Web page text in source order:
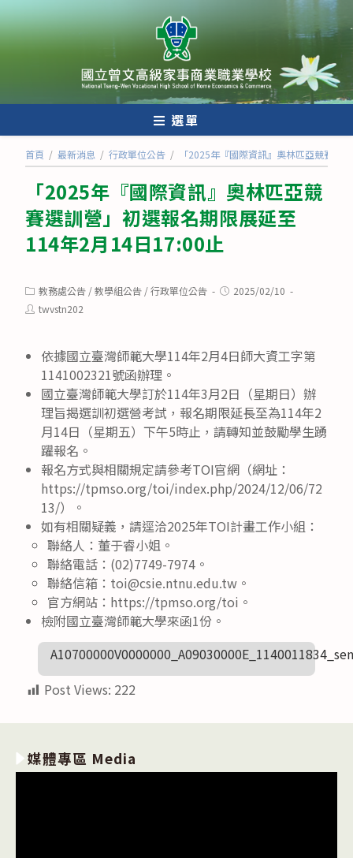
跳
轉
至
內
選單
首頁 / 最新消息 / 行政單位公告 / 「2025年『國際資訊』奧林匹亞競賽選
「2025年『國際資訊』奧林匹亞競
賽選訓營」初選報名期限展延至
114年2月14日17:00止
Post
category:
教務處公告 /教學組公告 /行政單位公告
Post2025/02/10
Posttwvstn202
依據國立臺灣師範大學114年2月4日師大資工字第
1141002321號函辦理。
國立臺灣師範大學訂於114年3月2日（星期日）辦
理旨揭選訓初選營考試，報名期限延長至為114年2
月14日（星期五）下午5時止，請轉知並鼓勵學生踴
躍報名。
報名方式與相關規定請參考TOI官網（網址：
https://tpmso.org/toi/index.php/2024/12/06/72
13/）。
如有相關疑義，請逕洽2025年TOI計畫工作小組：
聯絡人：董于睿小姐。
聯絡電話：(02)7749-7974。
聯絡信箱：toi@csie.ntnu.edu.tw。
官方網站：https://tpmso.org/toi。
檢附國立臺灣師範大學來函1份。
Post Views: 222
媒體專區 Media